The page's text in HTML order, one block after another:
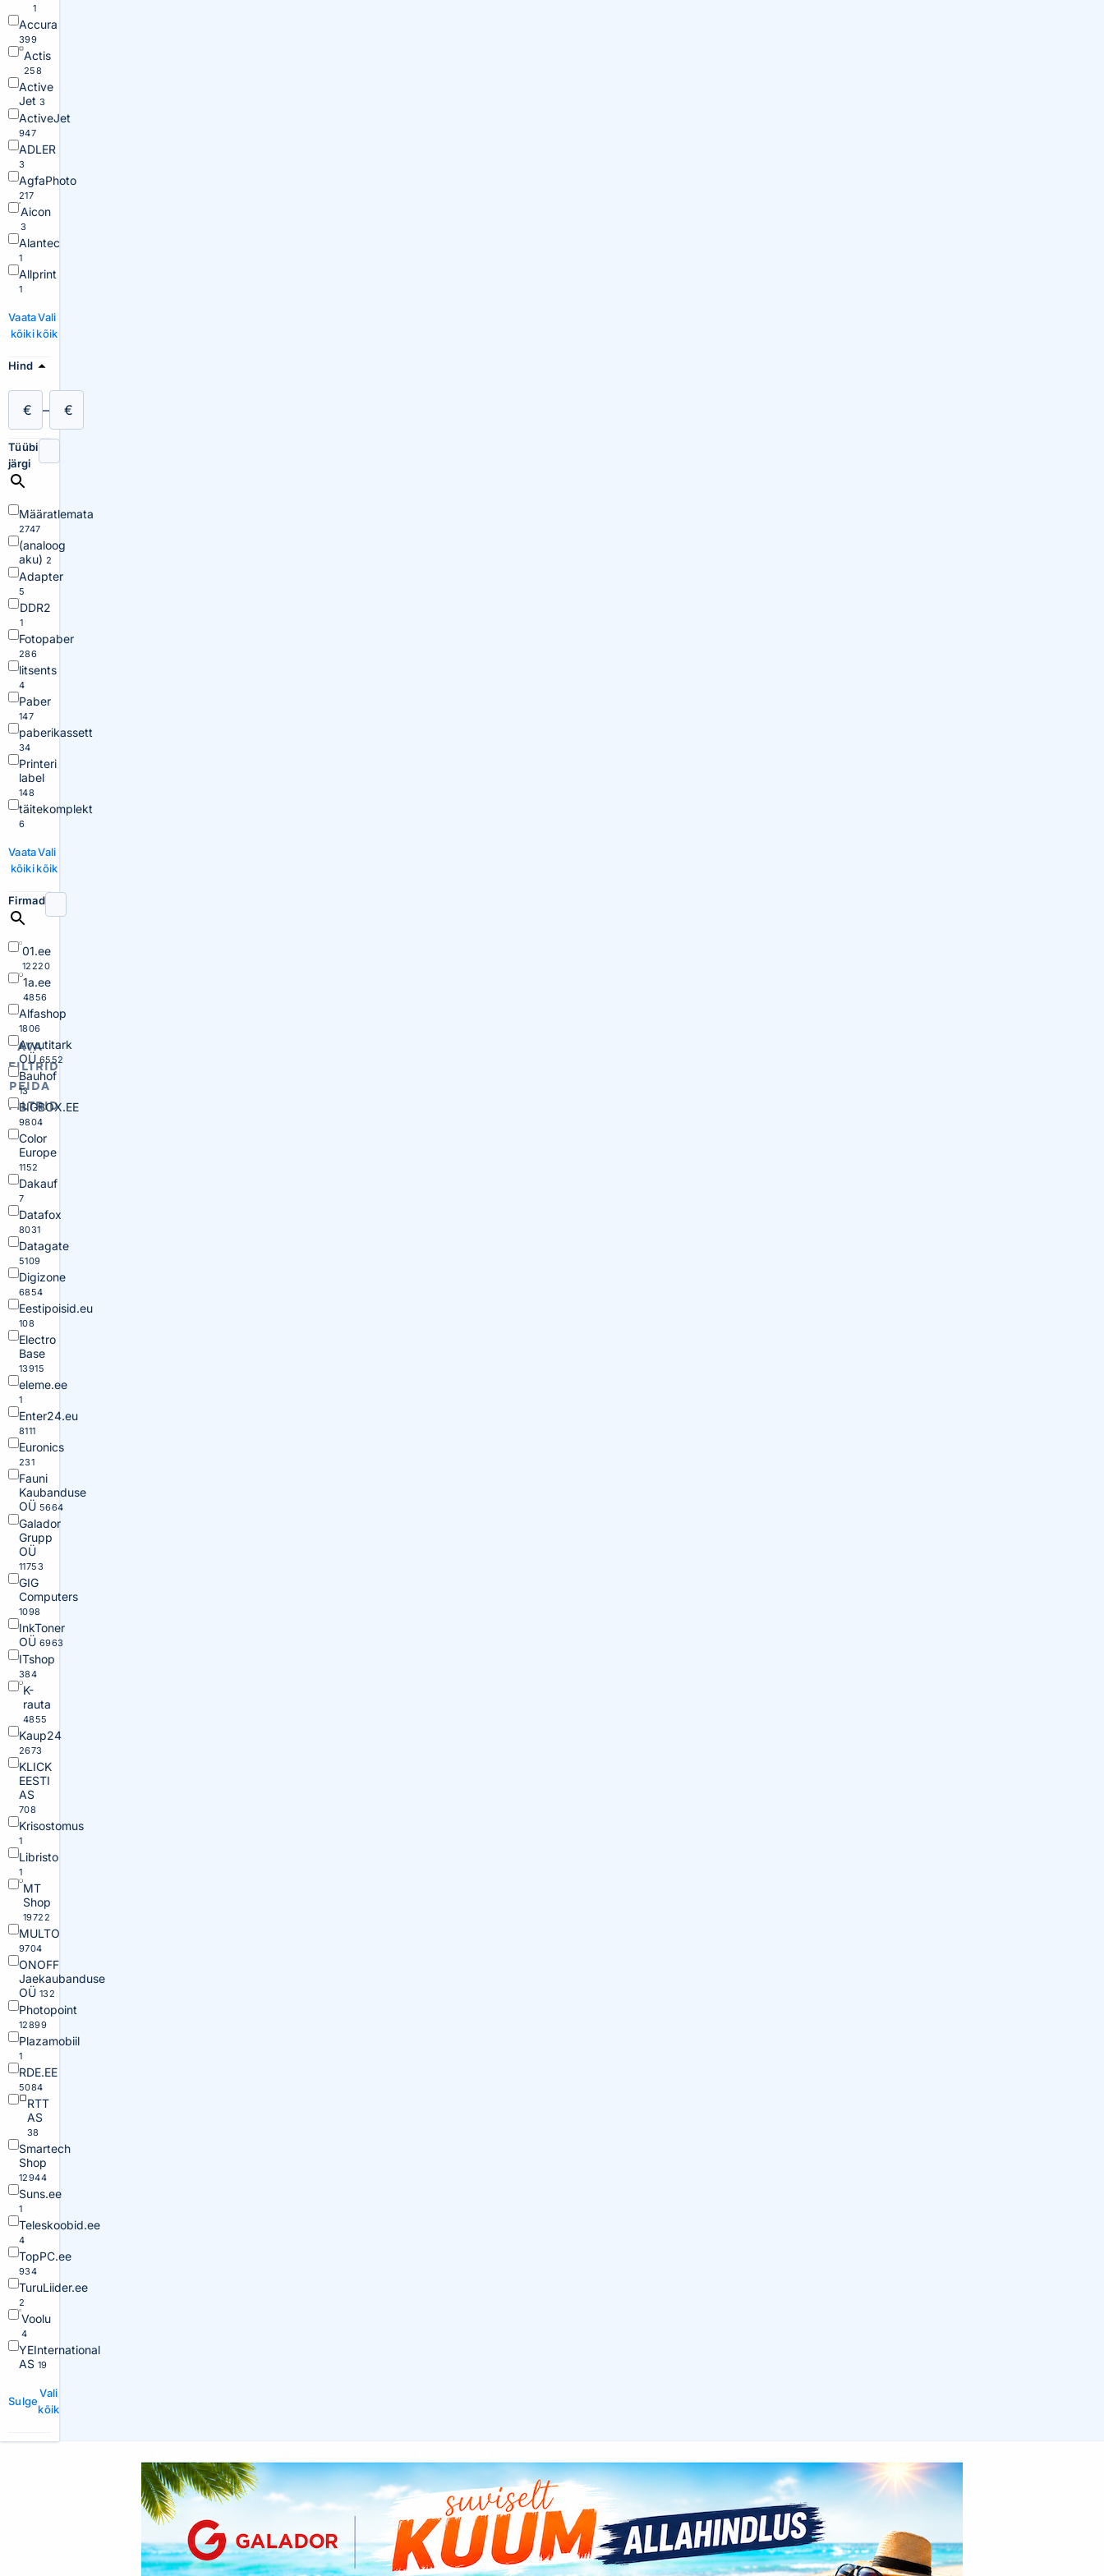
AVA
FILTRID
PEIDA
FILTRID
1
Accura
399
Actis
258
Active
Jet 3
ActiveJet
947
ADLER
3
AgfaPhoto
217
Aicon
3
Alantec
1
Allprint
1
Vaata
kõiki
Vali
kõik
Hind
€ – €
Tüübi
järgi
Määratlemata
2747
(analoog
aku) 2
Adapter
5
DDR2
1
Fotopaber
286
litsents
4
Paber
147
paberikassett
34
Printeri
label
148
täitekomplekt
6
Vaata
kõiki
Vali
kõik
Firmad
01.ee
12220
1a.ee
4856
Alfashop
1806
Arvutitark
OÜ 6552
Bauhof
13
BIGBOX.EE
9804
Color
Europe
1152
Dakauf
7
Datafox
8031
Datagate
5109
Digizone
6854
Eestipoisid.eu
108
Electro
Base
13915
eleme.ee
1
Enter24.eu
8111
Euronics
231
Fauni
Kaubanduse
OÜ 5664
Galador
Grupp
OÜ
11753
GIG
Computers
1098
InkToner
OÜ 6963
ITshop
384
K-
rauta
4855
Kaup24
2673
KLICK
EESTI
AS
708
Krisostomus
1
Libristo
1
MT
Shop
19722
MULTO
9704
ONOFF
Jaekaubanduse
OÜ 132
Photopoint
12899
Plazamobiil
1
RDE.EE
5084
RTT
AS
38
Smartech
Shop
12944
Suns.ee
1
Teleskoobid.ee
4
TopPC.ee
934
TuruLiider.ee
2
Voolu
4
YEInternational
AS 19
Sulge
Vali
kõik